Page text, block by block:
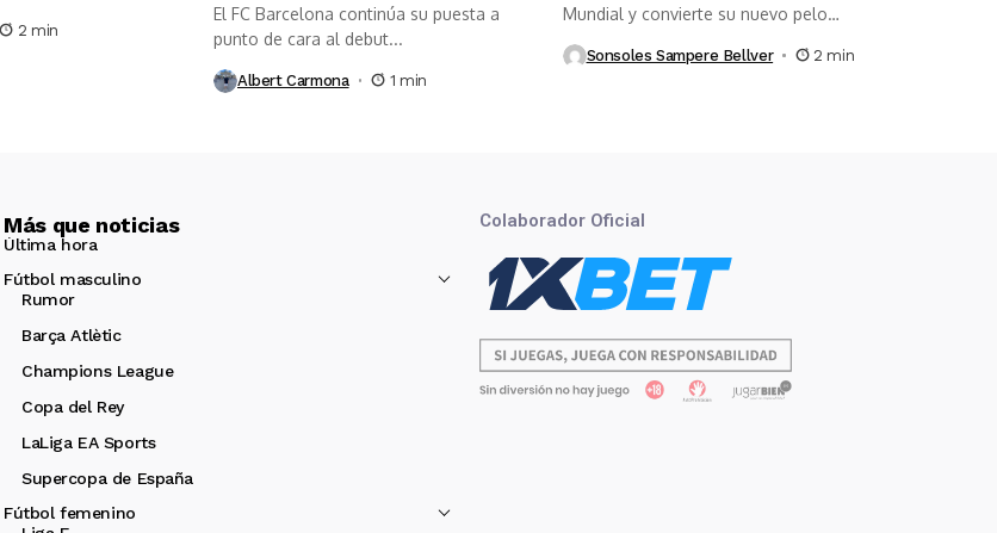
2 min
El FC Barcelona continúa su puesta a
punto de cara al debut...
Albert Carmona 1 min
Mundial y convierte su nuevo pelo
Sonsoles Sampere Bellver 2 min
Más que noticias
Última hora
Fútbol masculino
Rumor
Barça Atlètic
Champions League
Copa del Rey
LaLiga EA Sports
Supercopa de España
Fútbol femenino
Colaborador Oficial